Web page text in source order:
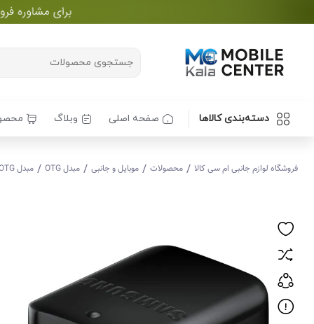
دسته‌بندی کالاها صفحه اصلی وبلاگ
فروشگاه لوازم جانبی ام سی کالا / محصولات / موبایل و جانبی / مبدل OTG / مبدل OTG به تایپ سی مدل V8